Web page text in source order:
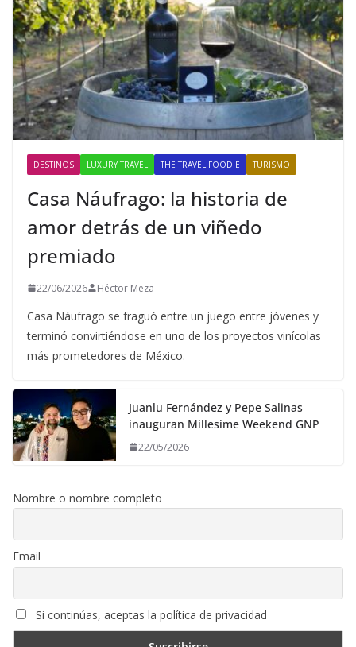
DESTINOS LUXURY TRAVEL THE TRAVEL FOODIE TURISMO
Casa Náufrago: la historia de
amor detrás de un viñedo
premiado
22/06/2026 Héctor Meza
Casa Náufrago se fraguó entre un juego entre jóvenes y
terminó convirtiéndose en uno de los proyectos vinícolas
más prometedores de México.
Juanlu Fernández y Pepe Salinas
inauguran Millesime Weekend GNP
22/05/2026
Nombre o nombre completo
Email
Si continúas, aceptas la política de privacidad